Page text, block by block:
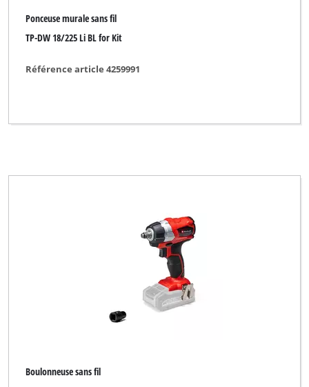
Ponceuse murale sans fil
TP-DW 18/225 Li BL for Kit
Référence article 4259991
Boulonneuse sans fil